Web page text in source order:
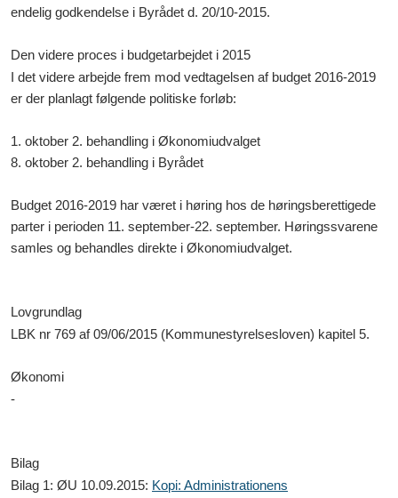
endelig godkendelse i Byrådet d. 20/10-2015.
Den videre proces i budgetarbejdet i 2015
I det videre arbejde frem mod vedtagelsen af budget 2016-2019
er der planlagt følgende politiske forløb:
1. oktober 2. behandling i Økonomiudvalget
8. oktober 2. behandling i Byrådet
Budget 2016-2019 har været i høring hos de høringsberettigede
parter i perioden 11. september-22. september. Høringssvarene
samles og behandles direkte i Økonomiudvalget.
Lovgrundlag
LBK nr 769 af 09/06/2015 (Kommunestyrelsesloven) kapitel 5.
Økonomi
-
Bilag
Bilag 1: ØU 10.09.2015: Kopi: Administrationens